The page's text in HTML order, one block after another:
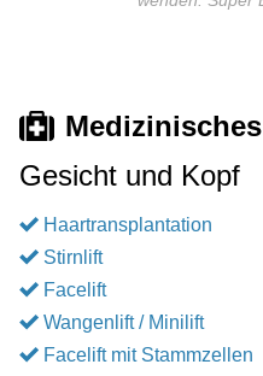
Gesicht und Kopf
Haartransplantation
Stirnlift
Facelift
Wangenlift / Minilift
Facelift mit Stammzellen